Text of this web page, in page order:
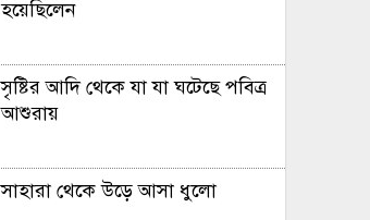
হয়েছিলেন
সৃষ্টির আদি থেকে যা যা ঘটেছে পবিত্র
আশুরায়
সাহারা থেকে উড়ে আসা ধুলো